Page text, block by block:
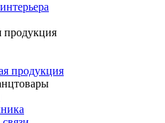
продукция
продукция